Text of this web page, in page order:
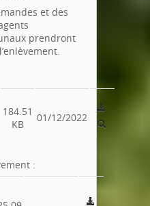
et des
prendront
184.51
KB
01/12/2022
: